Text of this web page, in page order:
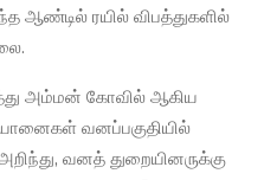
ஆண்டில் ரயில் விபத்துகளில்
அம்மன் கோவில் ஆகிய
யானைகள் வனப்பகுதியில்
வனத் துறையினருக்கு